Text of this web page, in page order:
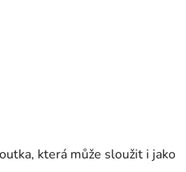
která může sloužit i jako